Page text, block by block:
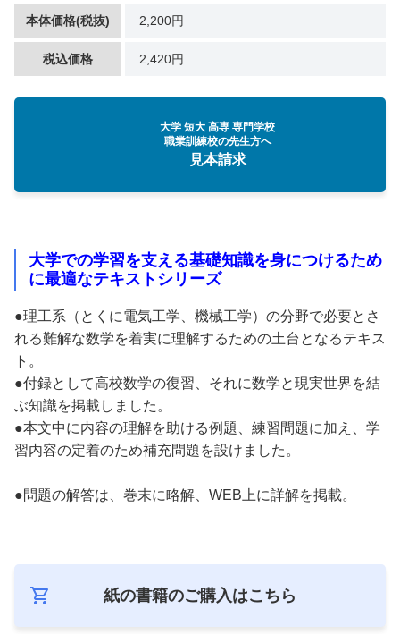
本体価格(税抜) 2,200円
税込価格 2,420円
大学 短大 高専 専門学校
職業訓練校の先生方へ
見本請求
大学での学習を支える基礎知識を身につけるため
に最適なテキストシリーズ
●理工系（とくに電気工学、機械工学）の分野で必要とさ
れる難解な数学を着実に理解するための土台となるテキス
ト。
●付録として高校数学の復習、それに数学と現実世界を結
ぶ知識を掲載しました。
●本文中に内容の理解を助ける例題、練習問題に加え、学
習内容の定着のため補充問題を設けました。
●問題の解答は、巻末に略解、WEB上に詳解を掲載。
紙の書籍のご購入はこちら